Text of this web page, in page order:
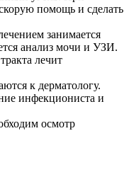
помощь и сделать
занимается
анализ мочи и УЗИ.
лечит
к дерматологу.
инфекциониста и
осмотр